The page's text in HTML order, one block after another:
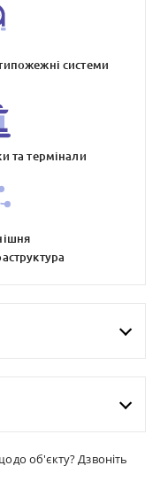
системи
та термiнали
об'єкту? Дзвоніть